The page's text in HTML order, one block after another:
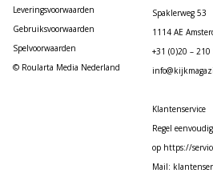
Leveringsvoorwaarden
Gebruiksvoorwaarden
Spelvoorwaarden
© Roularta Media Nederland
Spaklerweg 53
1114 AE
+31 (0)20 – 210
Klantenservice
Regel
op https://
Mail: